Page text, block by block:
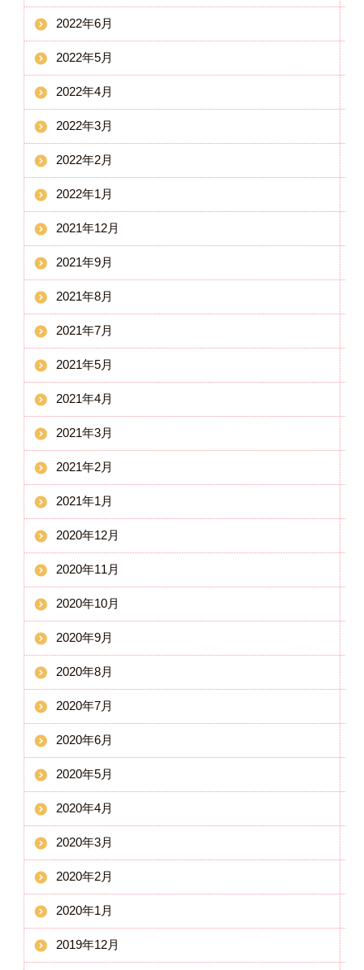
2022年6月
2022年5月
2022年4月
2022年3月
2022年2月
2022年1月
2021年12月
2021年9月
2021年8月
2021年7月
2021年5月
2021年4月
2021年3月
2021年2月
2021年1月
2020年12月
2020年11月
2020年10月
2020年9月
2020年8月
2020年7月
2020年6月
2020年5月
2020年4月
2020年3月
2020年2月
2020年1月
2019年12月